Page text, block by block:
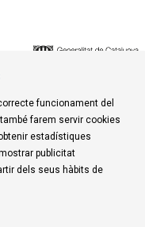
funcionament del
farem servir cookies
estadístiques
publicitat
dels seus hàbits de